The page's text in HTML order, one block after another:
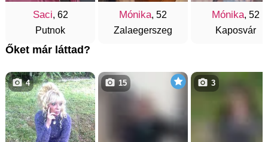
Saci, 62
Putnok
Mónika, 52
Zalaegerszeg
Mónika, 52
Kaposvár
Őket már láttad?
4 15 3